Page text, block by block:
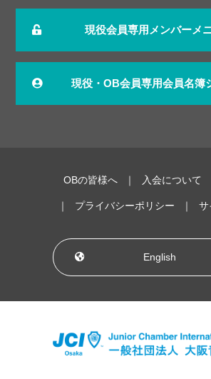
現役会員専用メンバーメ
現役・OB会員専用会員名簿
OBの皆様へ 入会について
プライバシーポリシー サ
English